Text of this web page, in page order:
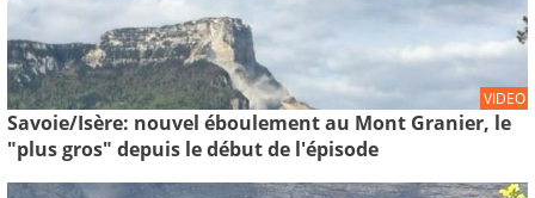
VIDEO
Savoie/Isère: nouvel éboulement au Mont Granier, le
"plus gros" depuis le début de l'épisode